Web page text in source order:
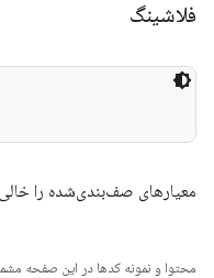
فلاشینگ
معیارهای صف‌بندی‌شده را
محتوا و نمونه کدها در این صفحه